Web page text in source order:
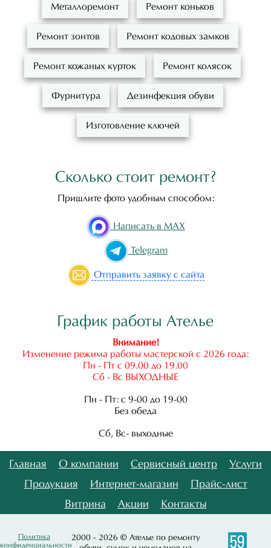
Металлоремонт Ремонт коньков
Ремонт зонтов Ремонт кодовых замков
Ремонт кожаных курток Ремонт колясок
Фурнитура Дезинфекция обуви
Изготовление ключей
Сколько стоит ремонт?
Пришлите фото удобным способом:
Написать в MAX
Telegram
Отправить заявку с сайта
График работы Ателье
Внимание!
Изменение режима работы мастерской с 2026 года:
Пн - Пт с 09.00 до 19.00
Сб - Вс ВЫХОДНЫЕ
Пн - Пт: с 9-00 до 19-00
Без обеда
Сб, Вс- выходные
Главная О компании Сервисный центр
Услуги
Продукция
Интернет-магазин
Прайс-лист
Витрина
Акции Контакты
Политика
конфиденциальности
2000 - 2026 © Ателье по ремонту